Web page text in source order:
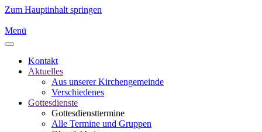
Zum Hauptinhalt springen
Menü
Kontakt
Aktuelles
Aus unserer Kirchengemeinde
Verschiedenes
Gottesdienste
Gottesdiensttermine
Alle Termine und Gruppen